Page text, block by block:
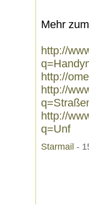
Mehr
http://
http://
http://
http://
q=Unf
Starmail -